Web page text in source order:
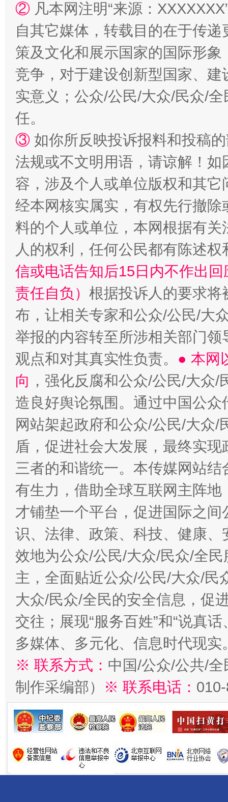
“蜀中异人”王建安的艺术幻境
② 凡本网注明“来源：
自其它媒体，转载目的在于传
策及文化和展示国家的国际形
竞争，对于建设创新型国家、
实意义；公众/公民/大众/民众/
任。
③ 如你所反映投诉报料和投稿
法规或不文明用语，请谅解！
容，涉及个人或单位版权和其它
经本网核实属实，有权先行撤
料的个人或单位，本网根据有
人的权利，任何公民都有陈述
信或电话告知后15日内不作出
责任自负） 根据投诉人的要求将
布，让相关专家和公众/公民/大
举报的内容转至所涉相关部门
观点和对其真实性负责。 ● 本网
向 ，强化反腐和公众/公民/大众
造良好舆论氛围。通过中国公
网站架起政府和公众/公民/大众
盾，促进社会大发展，最终实
三者的和谐统一。本传媒网站
有生力，借助全球互联网主阵
才铺垫一个平台，促进国际之
识、法律、政策、科技、健康
效地为公众/公民/大众/民众/全
主，全面贴近公众/公民/大众/民
大众/民众/全民的安全信息，促
交往；展现“服务百姓”和“说真
多媒体、多元化、信息时代现实
※ 联系方式： 中国/公众/公共/
制作采编部）
※ 联系电话：